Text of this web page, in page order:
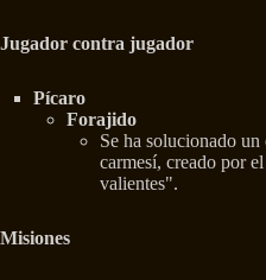
Jugador contra jugador
Pícaro
Forajido
Se ha solucionado
carmesí, creado por
valientes".
Misiones